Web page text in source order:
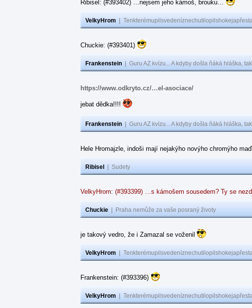
Ribisel: (#393402) …nejsem jeho kámoš, brouku…
VelkyHrom
Chuckie: (#393401)
Frankenstein Guru AZ kvízu... A kdyby došla ňáká hláška,
https://www.odkryto.cz/…el-asociace/
jebat dědka!!!!
Frankenstein Guru AZ kvízu... A kdyby došla ňáká hláška,
Hele Hromajzle, indoši mají nejakýho novýho chromýho
Ribisel Sudety
VelkyHrom: (#393399) …s kámošem sousedem? Ty se
Chuckie Praha nemůže za vaše posraný životy
je takový vedro, že i Zamazal se voženil
VelkyHrom
Frankenstein: (#393396)
VelkyHrom